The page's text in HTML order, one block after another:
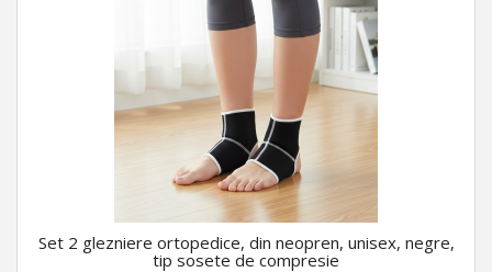
Set 2 glezniere ortopedice, din neopren, unisex, negre,
tip sosete de compresie